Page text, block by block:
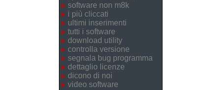
software non m8k
i più cliccati
ultimi inserimenti
tutti i software
download utility
controlla versione
segnala bug programma
dettaglio licenze
dicono di noi
video software